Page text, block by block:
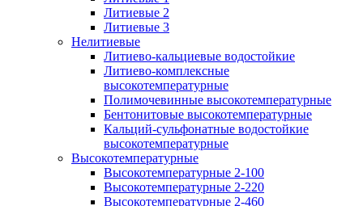
Литиевые 2
Литиевые 3
Нелитиевые
Литиево-кальциевые водостойкие
Литиево-комплексные
высокотемпературные
Полимочевинные высокотемпературные
Бентонитовые высокотемпературные
Кальций-сульфонатные водостойкие
высокотемпературные
Высокотемпературные
Высокотемпературные 2-100
Высокотемпературные 2-220
Высокотемпературные 2-460